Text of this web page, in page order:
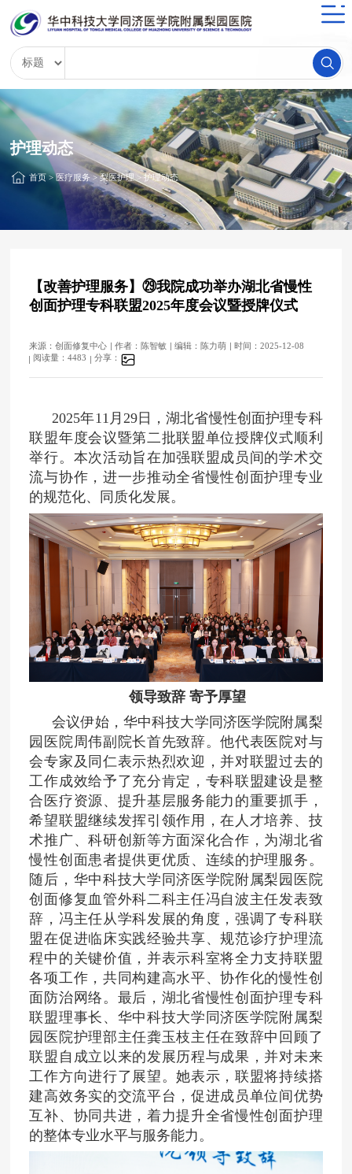
护理动态
首页>医疗服务>梨医护理 >护理动态
【改善护理服务】㉙我院成功举办湖北省慢性
创面护理专科联盟2025年度会议暨授牌仪式
来源：创面修复中心 作者：陈智敏 编辑：陈力萌
时间：2025-12-08
阅读量：4483
分享：
2025年11月29日，湖北省慢性创面护理专科
联盟年度会议暨第二批联盟单位授牌仪式顺利
举行。本次活动旨在加强联盟成员间的学术交
流与协作，进一步推动全省慢性创面护理专业
的规范化、同质化发展。
领导致辞 寄予厚望
会议伊始，华中科技大学同济医学院附属梨
园医院周伟副院长首先致辞。他代表医院对与
会专家及同仁表示热烈欢迎，并对联盟过去的
工作成效给予了充分肯定，专科联盟建设是整
合医疗资源、提升基层服务能力的重要抓手，
希望联盟继续发挥引领作用，在人才培养、技
术推广、科研创新等方面深化合作，为湖北省
慢性创面患者提供更优质、连续的护理服务。
随后，华中科技大学同济医学院附属梨园医院
创面修复血管外科二科主任冯自波主任发表致
辞，冯主任从学科发展的角度，强调了专科联
盟在促进临床实践经验共享、规范诊疗护理流
程中的关键价值，并表示科室将全力支持联盟
各项工作，共同构建高水平、协作化的慢性创
面防治网络。最后，湖北省慢性创面护理专科
联盟理事长、华中科技大学同济医学院附属梨
园医院护理部主任龚玉枝主任在致辞中回顾了
联盟自成立以来的发展历程与成果，并对未来
工作方向进行了展望。她表示，联盟将持续搭
建高效务实的交流平台，促进成员单位间优势
互补、协同共进，着力提升全省慢性创面护理
的整体专业水平与服务能力。